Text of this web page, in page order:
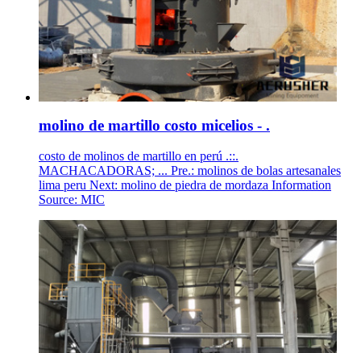
molino de martillo costo micelios - .
costo de molinos de martillo en perú .::.
MACHACADORAS; ... Pre.: molinos de bolas artesanales
lima peru Next: molino de piedra de mordaza Information
Source: MIC